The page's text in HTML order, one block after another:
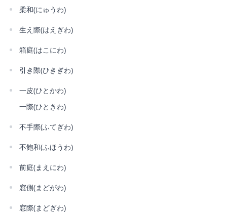
柔和(にゅうわ)
生え際(はえぎわ)
箱庭(はこにわ)
引き際(ひきぎわ)
一皮(ひとかわ)
一際(ひときわ)
不手際(ふてぎわ)
不飽和(ふほうわ)
前庭(まえにわ)
窓側(まどがわ)
窓際(まどぎわ)